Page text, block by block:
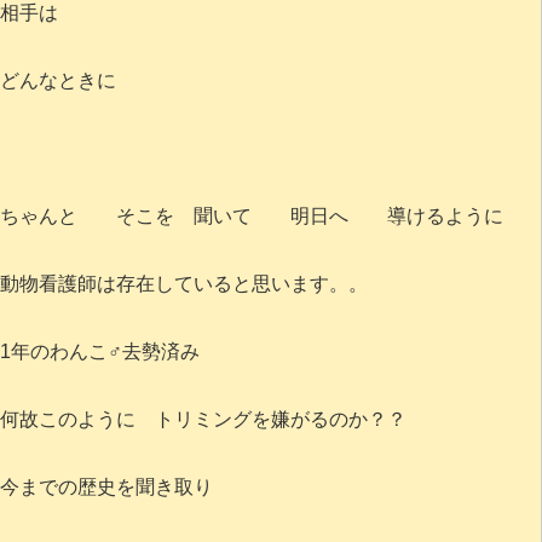
相手は
どんなときに
ちゃんと そこを 聞いて 明日へ 導けるように
動物看護師は存在していると思います。。
1年のわんこ♂去勢済み
何故このように トリミングを嫌がるのか？？
今までの歴史を聞き取り